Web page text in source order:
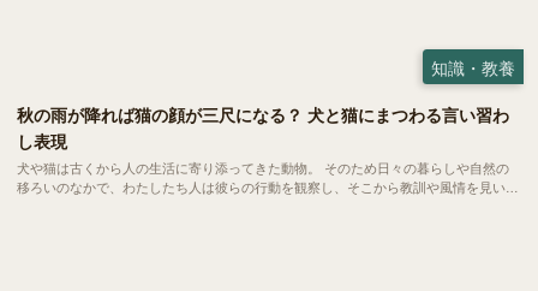
知識・教養
秋の雨が降れば猫の顔が三尺になる？ 犬と猫にまつわる言い習わ
し表現
犬や猫は古くから人の生活に寄り添ってきた動物。 そのため日々の暮らしや自然の
移ろいのなかで、わたしたち人は彼らの行動を観察し、そこから教訓や風情を見いだ